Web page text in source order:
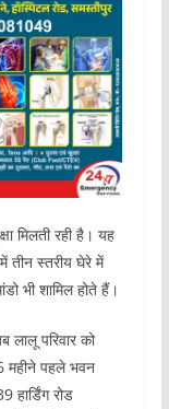
मिलती रही है। यह
तीन स्तरीय घेरे में
भी शामिल होते हैं।
परिवार को
महीने पहले भवन
हार्डिंग रोड